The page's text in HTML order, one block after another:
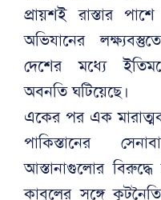
প্রায়শই রাস্তার
অভিযানের
দেশের মধ্যে
অবনতি ঘটিয়েছে।
একের পর এক
পাকিস্তানের
আস্তানাগুলোর বিরুদ্ধে
কাবুলের সঙ্গে